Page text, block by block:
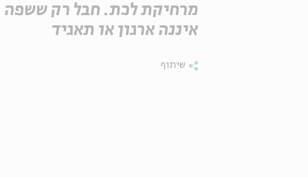
מרחיקת לכת. חבל רק ששפה
איננה ארגון או תאגיד
שיתוף